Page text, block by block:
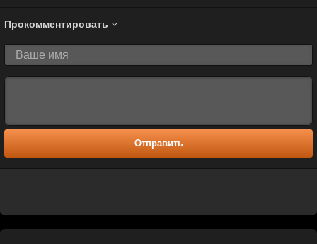
Прокомментировать
Отправить